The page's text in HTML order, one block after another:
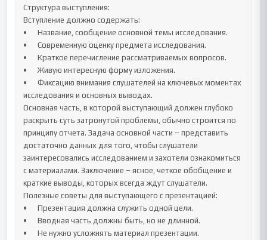
Структура выступления:
Вступление должно содержать:
•	Название, сообщение основной темы исследования.
•	Современную оценку предмета исследования.
•	Краткое перечисление рассматриваемых вопросов.
•	Живую интересную форму изложения.
•	Фиксацию внимания слушателей на ключевых моментах
исследования и основных выводах.
Основная часть, в которой выступающий должен глубоко
раскрыть суть затронутой проблемы, обычно строится по
принципу отчета. Задача основной части – представить
достаточно данных для того, чтобы слушатели
заинтересовались исследованием и захотели ознакомиться
с материалами. Заключение – ясное, четкое обобщение и
краткие выводы, которых всегда ждут слушатели.
Полезные советы для выступающего с презентацией:
•	Презентация должна служить одной цели.
•	Вводная часть должны быть, но не длинной.
•	Не нужно усложнять материал презентации.